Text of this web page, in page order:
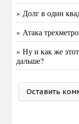
» Долг в один
» Атака
» Ну и как же
дальше?
Оставить